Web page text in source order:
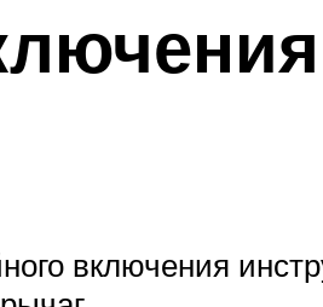
включения